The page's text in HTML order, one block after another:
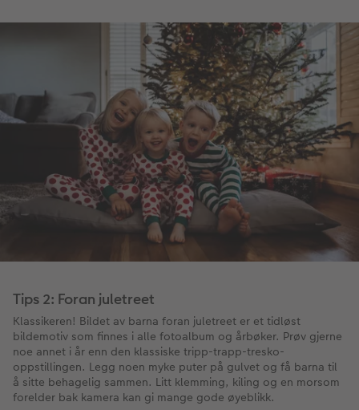
Tips 2: Foran juletreet
Klassikeren! Bildet av barna foran juletreet er et tidløst
bildemotiv som finnes i alle fotoalbum og årbøker. Prøv gjerne
noe annet i år enn den klassiske tripp-trapp-tresko-
oppstillingen. Legg noen myke puter på gulvet og få barna til
å sitte behagelig sammen. Litt klemming, kiling og en morsom
forelder bak kamera kan gi mange gode øyeblikk.